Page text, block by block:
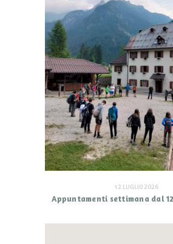
12 LUGLIO 2026
Appuntamenti settimana dal